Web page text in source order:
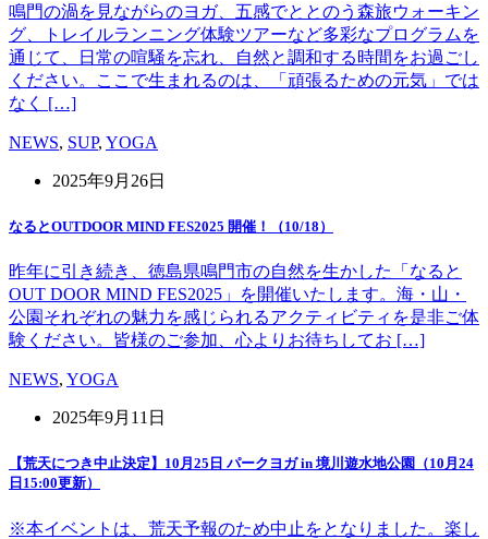
鳴門の渦を見ながらのヨガ、五感でととのう森旅ウォーキン
グ、トレイルランニング体験ツアーなど多彩なプログラムを
通じて、日常の喧騒を忘れ、自然と調和する時間をお過ごし
ください。ここで生まれるのは、「頑張るための元気」では
なく […]
NEWS, SUP, YOGA
2025年9月26日
なるとOUTDOOR MIND FES2025 開催！（10/18）
昨年に引き続き、徳島県鳴門市の自然を生かした「なると
OUT DOOR MIND FES2025」を開催いたします。海・山・
公園それぞれの魅力を感じられるアクティビティを是非ご体
験ください。皆様のご参加、心よりお待ちしてお […]
NEWS, YOGA
2025年9月11日
【荒天につき中止決定】10月25日 パークヨガ in 境川遊水地公園（10月24
日15:00更新）
※本イベントは、荒天予報のため中止をとなりました。楽し